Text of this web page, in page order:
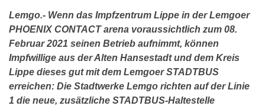
Lemgo.- Wenn das Impfzentrum Lippe in der Lemgoer
PHOENIX CONTACT arena voraussichtlich zum 08.
Februar 2021 seinen Betrieb aufnimmt, können
Impfwillige aus der Alten Hansestadt und dem Kreis
Lippe dieses gut mit dem Lemgoer STADTBUS
erreichen: Die Stadtwerke Lemgo richten auf der Linie
1 die neue, zusätzliche STADTBUS-Haltestelle